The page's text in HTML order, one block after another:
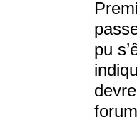
pu